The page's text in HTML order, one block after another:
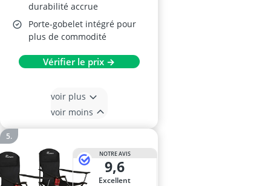
durabilité accrue
Porte-gobelet intégré pour
plus de commodité
Vérifier le prix →
voir plus
voir moins
NOTRE AVIS
9,6
Excellent